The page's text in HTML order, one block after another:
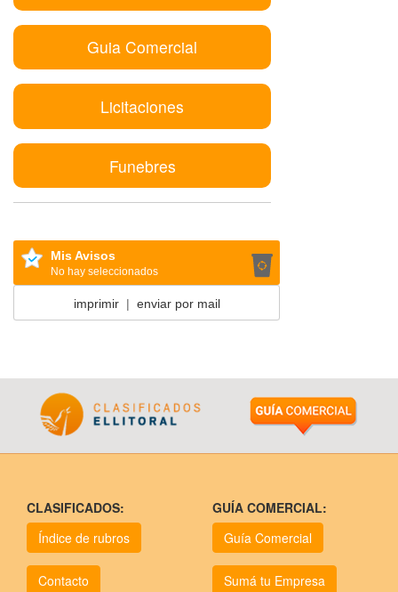
Guia Comercial
Licitaciones
Funebres
Mis Avisos
No hay seleccionados
imprimir| enviar por mail
CLASIFICADOS:
Índice de rubros
Contacto
GUÍA COMERCIAL:
Guía Comercial
Sumá tu Empresa